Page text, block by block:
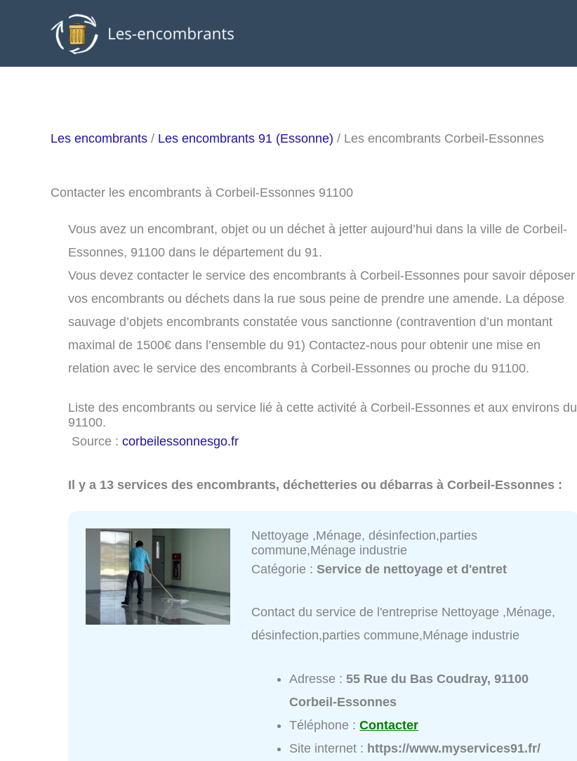
Les encombrants / Les encombrants 91 (Essonne) / Les encombrants Corbeil-Essonnes
Contacter les encombrants à Corbeil-Essonnes 91100
Vous avez un encombrant, objet ou un déchet à jetter aujourd’hui dans la ville de Corbeil-
Essonnes, 91100 dans le département du 91.
Vous devez contacter le service des encombrants à Corbeil-Essonnes pour savoir déposer
vos encombrants ou déchets dans la rue sous peine de prendre une amende. La dépose
sauvage d’objets encombrants constatée vous sanctionne (contravention d’un montant
maximal de 1500€ dans l’ensemble du 91) Contactez-nous pour obtenir une mise en
relation avec le service des encombrants à Corbeil-Essonnes ou proche du 91100.
Liste des encombrants ou service lié à cette activité à Corbeil-Essonnes et aux environs du
91100.
Source : corbeilessonnesgo.fr
Il y a 13 services des encombrants, déchetteries ou débarras à Corbeil-Essonnes :
Nettoyage ,Ménage, désinfection,parties
commune,Ménage industrie
Catégorie :Service de nettoyage et d'entret
Contact du service de l'entreprise Nettoyage ,Ménage,
désinfection,parties commune,Ménage industrie
Adresse :55 Rue du Bas Coudray, 91100
Corbeil-Essonnes
Téléphone :Contacter
Site internet : https://www.myservices91.fr/